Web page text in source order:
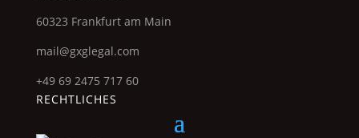
60323 Frankfurt am Main
mail@gxglegal.com
+49 69 2475 717 60
RECHTLICHES